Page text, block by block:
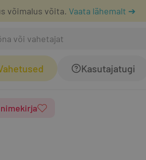
võimalus võita. Vaata lähemalt ➔
Kasutajatugi